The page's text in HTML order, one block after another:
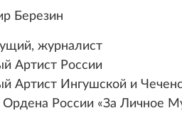
Березин
журналист
Артист России
Артист Ингушской и
Ордена России «За Личное